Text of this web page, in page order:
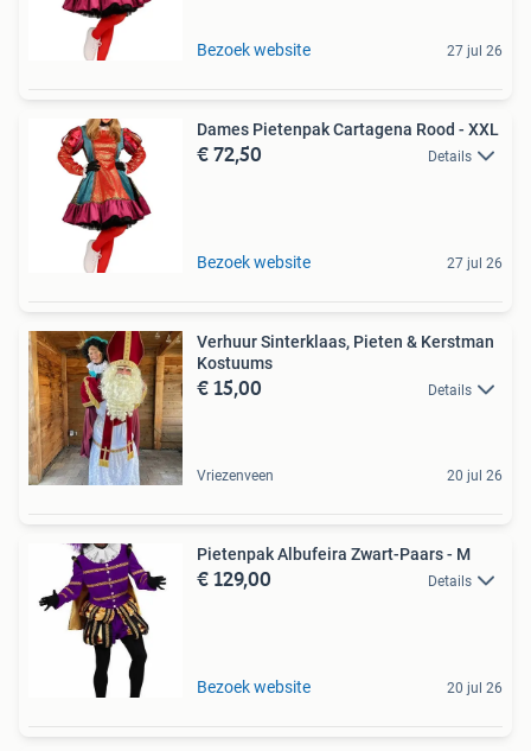
Bezoek website 27 jul 26
Dames Pietenpak Cartagena Rood - XXL
€ 72,50 Details
Bezoek website 27 jul 26
Verhuur Sinterklaas, Pieten & Kerstman
Kostuums
€ 15,00 Details
Vriezenveen 20 jul 26
Pietenpak Albufeira Zwart-Paars - M
€ 129,00 Details
Bezoek website 20 jul 26